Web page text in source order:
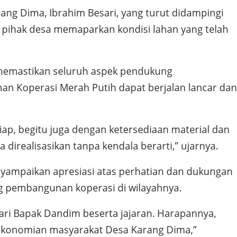
Dima, Ibrahim Besari, yang turut didampingi
desa memaparkan kondisi lahan yang telah
seluruh aspek pendukung
Koperasi Merah Putih dapat berjalan lancar dan
begitu juga dengan ketersediaan material dan
tanpa kendala berarti,” ujarnya.
apresiasi atas perhatian dan dukungan
pembangunan koperasi di wilayahnya.
Bapak Dandim beserta jajaran. Harapannya,
masyarakat Desa Karang Dima,”